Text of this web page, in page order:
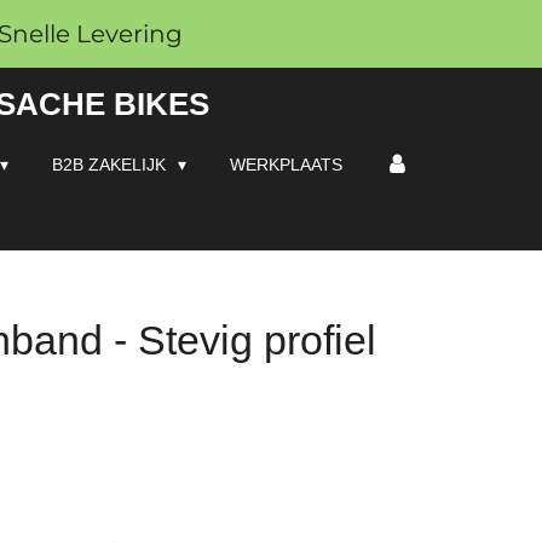
Snelle Levering
BIKES
B2B ZAKELIJK WERKPLAATS
- Stevig profiel